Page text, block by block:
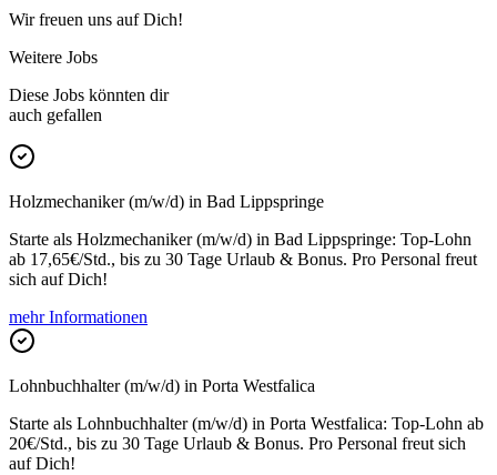
Wir freuen uns auf Dich!
Weitere Jobs
Diese Jobs könnten dir
auch gefallen
Holzmechaniker (m/w/d) in Bad Lippspringe
Starte als Holzmechaniker (m/w/d) in Bad Lippspringe: Top-Lohn
ab 17,65€/Std., bis zu 30 Tage Urlaub & Bonus. Pro Personal freut
sich auf Dich!
mehr Informationen
Lohnbuchhalter (m/w/d) in Porta Westfalica
Starte als Lohnbuchhalter (m/w/d) in Porta Westfalica: Top-Lohn ab
20€/Std., bis zu 30 Tage Urlaub & Bonus. Pro Personal freut sich
auf Dich!